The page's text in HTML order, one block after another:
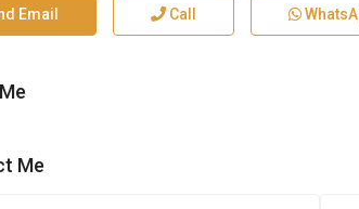
Email Call
Me